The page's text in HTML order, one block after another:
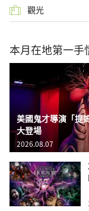
觀光
本月在地第一手
美國鬼才導演「提
大登場
2026.08.07